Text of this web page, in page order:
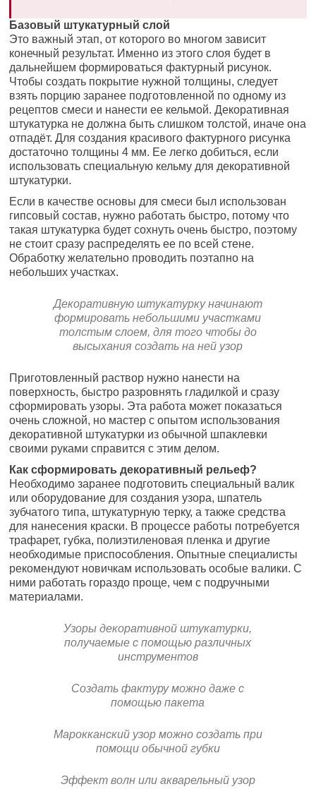
Базовый штукатурный слой
Это важный этап, от которого во многом зависит
конечный результат. Именно из этого слоя будет в
дальнейшем формироваться фактурный рисунок.
Чтобы создать покрытие нужной толщины, следует
взять порцию заранее подготовленной по одному из
рецептов смеси и нанести ее кельмой. Декоративная
штукатурка не должна быть слишком толстой, иначе она
отпадёт. Для создания красивого фактурного рисунка
достаточно толщины 4 мм. Ее легко добиться, если
использовать специальную кельму для декоративной
штукатурки.
Если в качестве основы для смеси был использован
гипсовый состав, нужно работать быстро, потому что
такая штукатурка будет сохнуть очень быстро, поэтому
не стоит сразу распределять ее по всей стене.
Обработку желательно проводить поэтапно на
небольших участках.
Декоративную штукатурку начинают
формировать небольшими участками
толстым слоем, для того чтобы до
высыхания создать на ней узор
Приготовленный раствор нужно нанести на
поверхность, быстро разровнять гладилкой и сразу
сформировать узоры. Эта работа может показаться
очень сложной, но мастер с опытом использования
декоративной штукатурки из обычной шпаклевки
своими руками справится с этим делом.
Как сформировать декоративный рельеф?
Необходимо заранее подготовить специальный валик
или оборудование для создания узора, шпатель
зубчатого типа, штукатурную терку, а также средства
для нанесения краски. В процессе работы потребуется
трафарет, губка, полиэтиленовая пленка и другие
необходимые приспособления. Опытные специалисты
рекомендуют новичкам использовать особые валики. С
ними работать гораздо проще, чем с подручными
материалами.
Узоры декоративной штукатурки,
получаемые с помощью различных
инструментов
Создать фактуру можно даже с
помощью пакета
Марокканский узор можно создать при
помощи обычной губки
Эффект волн или акварельный узор